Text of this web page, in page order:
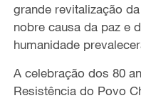
grande revitalização
nobre causa da paz e
humanidade
A celebração dos 80
Resistência do Povo